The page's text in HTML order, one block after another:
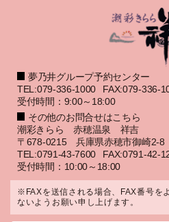
夢乃井グループ予約センター
TEL:079-336-1000
FAX:079-336-
受付時間：9:00～18:00
その他のお問合せはこちら
潮彩きらら 赤穂温泉 祥吉
〒678-0215 兵庫県赤穂市御崎2-8
TEL:0791-43-7600
FAX:0791-42-
受付時間：10:00～18:00
※FAXを送信される場合、FAX番号を
ないようお願い申し上げます。